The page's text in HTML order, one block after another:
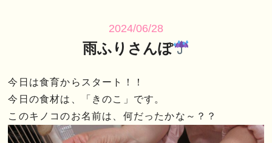
2024/06/28
雨ふりさんぽ
今日は食育からスタート！！
今日の食材は、「きのこ」です。
このキノコのお名前は、何だったかな～？？